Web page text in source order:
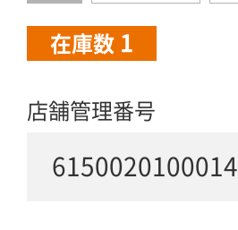
在庫数 1
店舗管理番号
6150020100014